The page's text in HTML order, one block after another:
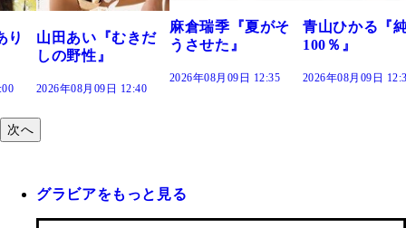
だ
麻倉瑞季『夏がそ
うさせた』
青山ひかる『純度
100％』
2026年08月09日 12:30
次へ
グラビアをもっと見る